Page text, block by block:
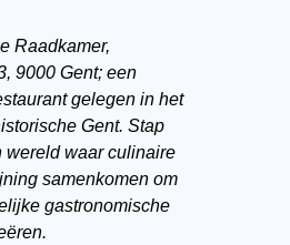
Raadkamer,
9000 Gent; een
gelegen in het
Gent. Stap
wereld waar culinaire
samenkomen om
gastronomische